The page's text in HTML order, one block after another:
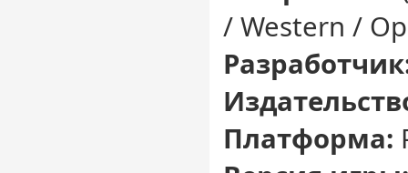
/ Western /
Платформа: